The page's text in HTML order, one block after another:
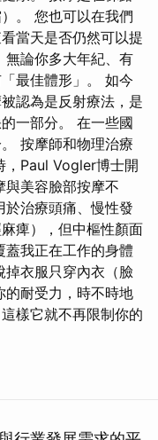
。 您也可以在我們
當天是否仍然可以提
無論你多大年紀、有
最佳體形」。 如今
認為是反射療法，是
一部分。 在一些國
按摩師和物理治療
，Paul Vogler博士開
美容臉部按摩不
治療頭痛、慢性發
痺），但中樞性顏面
我正在工作的身體
掉衣服只穿內衣（臉
的耐受力，時不時地
樣它就不再限制你的